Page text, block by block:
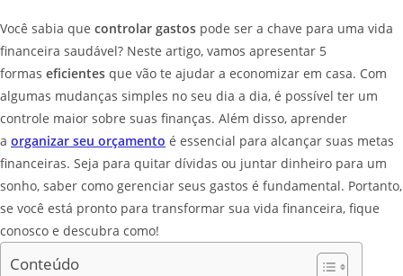
Você sabia que controlar gastos pode ser a chave para uma vida
financeira saudável? Neste artigo, vamos apresentar 5
formas eficientes que vão te ajudar a economizar em casa. Com
algumas mudanças simples no seu dia a dia, é possível ter um
controle maior sobre suas finanças. Além disso, aprender
a organizar seu orçamento é essencial para alcançar suas metas
financeiras. Seja para quitar dívidas ou juntar dinheiro para um
sonho, saber como gerenciar seus gastos é fundamental. Portanto,
se você está pronto para transformar sua vida financeira, fique
conosco e descubra como!
Conteúdo